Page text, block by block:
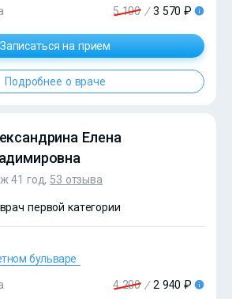
5 100 / 3 570 ₽
Записаться на прием
Подробнее о враче
Елена
41 год, 53 отзыва
первой категории
бульваре
4 200 / 2 940 ₽